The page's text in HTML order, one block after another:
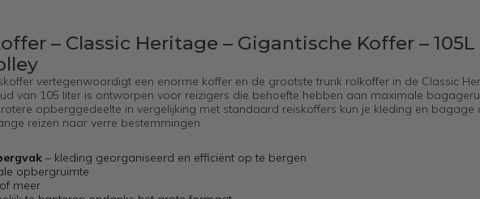
– Classic Heritage – Gigantische Koffer – 105L
vertegenwoordigt een enorme koffer en de grootste trunk rolkoffer in de Classic
van 105 liter is ontworpen voor reizigers die behoefte hebben aan maximale
opberggedeelte in vergelijking met standaard reiskoffers kun je kleding en bagage
reizen naar verre bestemmingen.
– kleding georganiseerd en efficiënt op te bergen
opbergruimte
meer